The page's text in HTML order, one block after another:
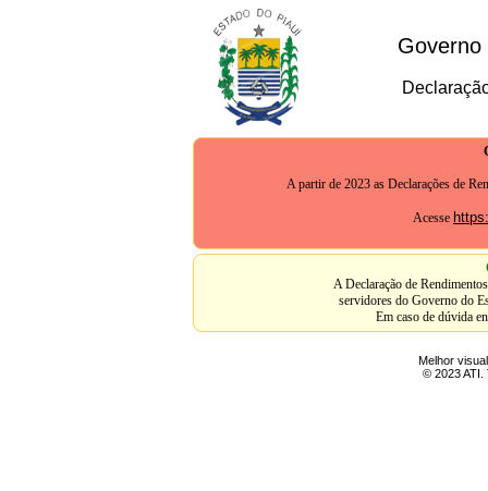
A partir de 2023 as Declarações de
Acesse
A Declaração de
servidores do Governo do
Em caso de dúvida
Melhor
© 2023 ATI.